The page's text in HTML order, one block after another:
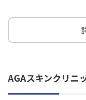
AGAスキンクリニ